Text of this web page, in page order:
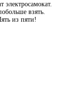
электросамокат.
взять.
из пяти!